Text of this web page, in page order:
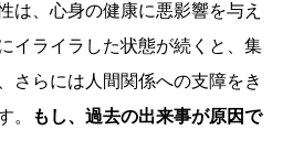
は、心身の健康に悪影響を与え
イライラした状態が続くと、集
さらには人間関係への支障をき
。
もし、過去の出来事が原因で